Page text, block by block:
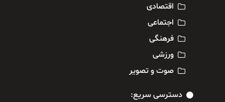
اقتصادی
اجتماعی
فرهنگی
ورزشی
صوت و تصویر
دسترسی سریع: